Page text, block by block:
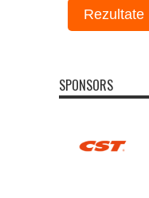
Rezultate
SPONSORS